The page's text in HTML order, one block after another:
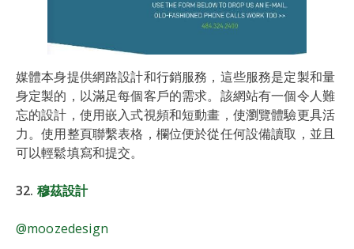
媒體本身提供網路設計和行銷服務，這些服務是定製和量
身定製的，以滿足每個客戶的需求。該網站有一個令人難
忘的設計，使用嵌入式視頻和短動畫，使瀏覽體驗更具活
力。使用整頁聯繫表格，欄位便於從任何設備讀取，並且
可以輕鬆填寫和提交。
32. 穆茲設計
@moozedesign